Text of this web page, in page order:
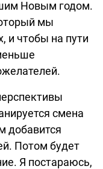
Новым годом.
мы
и чтобы на пути
смена
добавится
Потом будет
Я постараюсь,